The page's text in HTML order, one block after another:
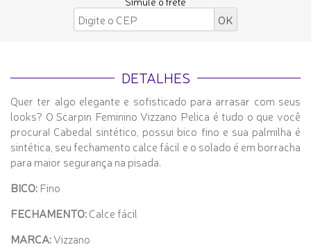
DETALHES
Quer ter algo elegante e sofisticado para arrasar com seus
looks? O Scarpin Feminino Vizzano Pelica é tudo o que você
procura! Cabedal sintético, possui bico fino e sua palmilha é
sintética, seu fechamento calce fácil e o solado é em borracha
para maior segurança na pisada.
BICO: Fino
FECHAMENTO:Calce fácil
MARCA:Vizzano